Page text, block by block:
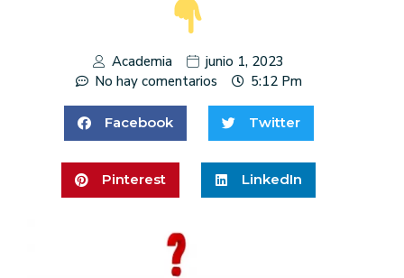
Academia
junio 1, 2023
No hay comentarios
5:12 Pm
Facebook Twitter
Pinterest LinkedIn